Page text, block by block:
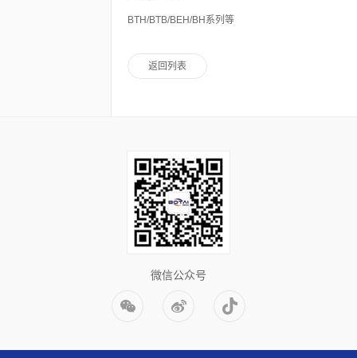
BTH/BTB/BEH/BH系列等
返回列表
微信公众号